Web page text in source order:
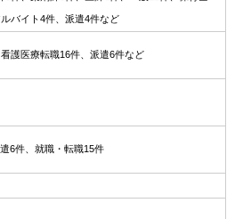
バイト4件、派遣4件など
護医療転職16件、派遣6件など
6件、就職・転職15件